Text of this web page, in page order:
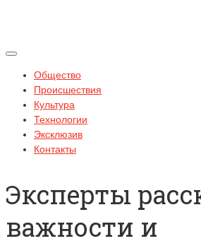
Общество
Происшествия
Культура
Технологии
Эксклюзив
Контакты
Эксперты
важности и